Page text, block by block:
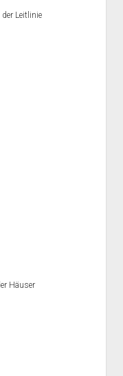
Leitlinie
Häuser